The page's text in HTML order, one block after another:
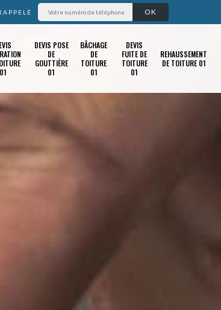
01
DEVIS POSE
DE
GOUTTIÈRE
01
BÂCHAGE
DE
TOITURE
01
DEVIS
FUITE DE
TOITURE
01
REHAUSSEMENT
DE TOITURE 01